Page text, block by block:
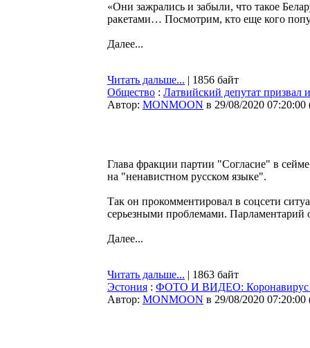
«Они зажрались и забыли, что такое
ракетами… Посмотрим, кто еще кого
Далее...
Читать дальше... | 1856 байт
Общество : Латвийский депутат призвал
Автор: MONMOON в 29/08/2020 07:20:00
Глава фракции партии "Согласие" в
на "ненавистном русском языке".
Так он прокомментировал в соцсети
серьезными проблемами. Парламентарий
Далее...
Читать дальше... | 1863 байт
Эстония : ФОТО И ВИДЕО: Коронавирус в
Автор: MONMOON в 29/08/2020 07:20:00